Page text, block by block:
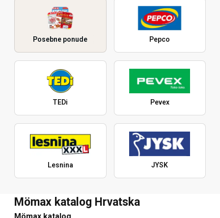
Posebne ponude Pepco
TEDi Pevex
Lesnina JYSK
Mömax katalog Hrvatska